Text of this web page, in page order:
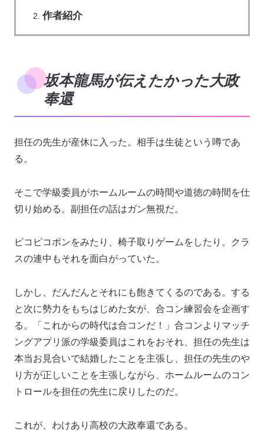
作者紹介
坂本龍馬が伝えたかった大政
奉還
担任の先生が産休に入った。相手は生徒という噂であ
る。
そこで学級委員がホームルームの時間や道徳の時間を仕
切り始める。副担任の話はガン無視だ。
ピコピコポンをみたり、椅子取りゲームをしたり。クラ
スの連中もそれを面白がっていた。
しかし、だんだんとそれにも飽きてくるのである。する
と次に勢力をもちはじめた女が、合コン練習会を企画す
る。「これからの時代は合コンだ！」合コンよりマッチ
ングアプリ派の学級委員はこれをおそれ、担任の先生は
本当お見合いで結婚したことを主張し、担任の先生のや
り方が正しいことを主張しながら、ホームルームのコン
トロールを担任の先生に戻りしたのだ。
これが、わけあり高校の大政奉還である。